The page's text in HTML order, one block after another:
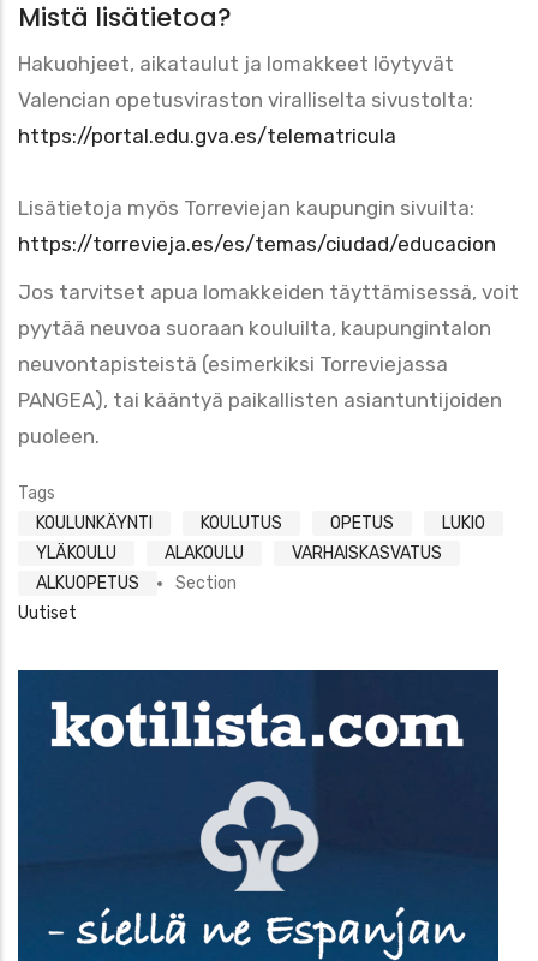
Mistä lisätietoa?
Hakuohjeet, aikataulut ja lomakkeet löytyvät
Valencian opetusviraston viralliselta sivustolta:
https://portal.edu.gva.es/telematricula
Lisätietoja myös Torreviejan kaupungin sivuilta:
https://torrevieja.es/es/temas/ciudad/educacion
Jos tarvitset apua lomakkeiden täyttämisessä, voit
pyytää neuvoa suoraan kouluilta, kaupungintalon
neuvontapisteistä (esimerkiksi Torreviejassa
PANGEA), tai kääntyä paikallisten asiantuntijoiden
puoleen.
Tags
KOULUNKÄYNTI
KOULUTUS OPETUS
LUKIO
YLÄKOULU
ALAKOULU
VARHAISKASVATUS
ALKUOPETUS
Section
Uutiset